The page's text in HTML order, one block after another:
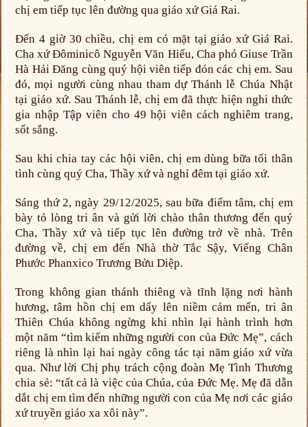
chị em tiếp tục lên đường qua giáo xứ Giá Rai.
Đến 4 giờ 30 chiều, chị em có mặt tại giáo xứ Giá Rai.
Cha xứ Đôminicô Nguyễn Văn Hiếu, Cha phó Giuse Trần
Hà Hải Đăng cùng quý hội viên tiếp đón các chị em. Sau
đó, mọi người cùng nhau tham dự Thánh lễ Chúa Nhật
tại giáo xứ. Sau Thánh lễ, chị em đã thực hiện nghi thức
gia nhập Tập viên cho 49 hội viên cách nghiêm trang,
sốt sắng.
Sau khi chia tay các hội viên, chị em dùng bữa tối thân
tình cùng quý Cha, Thầy xứ và nghỉ đêm tại giáo xứ.
Sáng thứ 2, ngày 29/12/2025, sau bữa điểm tâm, chị em
bày tỏ lòng tri ân và gửi lời chào thân thương đến quý
Cha, Thầy xứ và tiếp tục lên đường trở về nhà. Trên
đường về, chị em đến Nhà thờ Tắc Sậy, Viếng Chân
Phước Phanxico Trương Bửu Diệp.
Trong không gian thánh thiêng và tĩnh lặng nơi hành
hương, tâm hồn chị em dấy lên niềm cảm mến, tri ân
Thiên Chúa không ngừng khi nhìn lại hành trình hơn
một năm “tìm kiếm những người con của Đức Mẹ”, cách
riêng là nhìn lại hai ngày công tác tại năm giáo xứ vừa
qua. Như lời Chị phụ trách cộng đoàn Mẹ Tình Thương
chia sẻ: “tất cả là việc của Chúa, của Đức Mẹ. Mẹ đã dẫn
dắt chị em tìm đến những người con của Mẹ nơi các giáo
xứ truyền giáo xa xôi này”.